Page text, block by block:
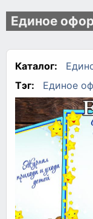
Единое
Каталог:
Тэг:
Единое